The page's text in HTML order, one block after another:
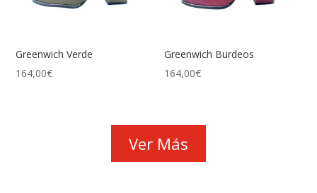
Greenwich Verde
164,00€
Greenwich Burdeos
164,00€
Ver Más